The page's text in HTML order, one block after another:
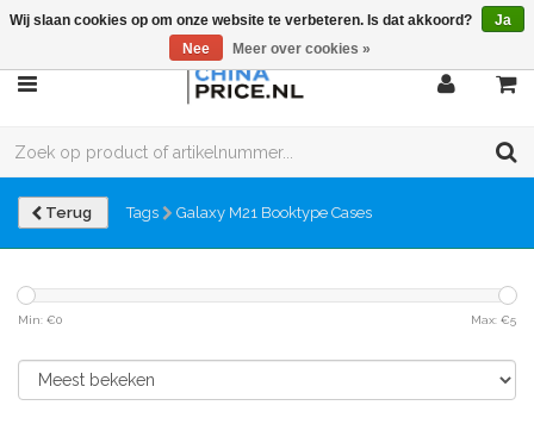
Terug Tags Galaxy M21 Booktype Cases
Min: €0 Max: €5
Wij slaan cookies op om onze website te verbeteren. Is dat akkoord?
Ja
Nee
Meer over cookies »